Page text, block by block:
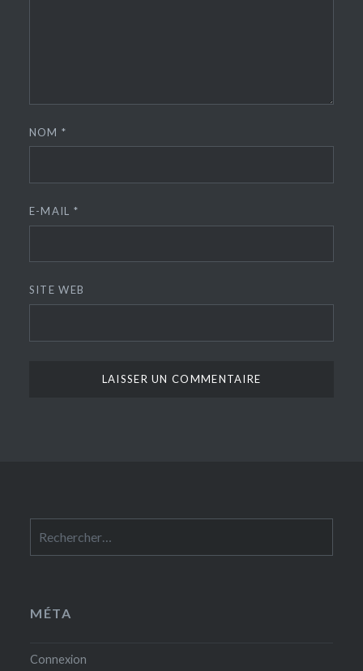
NOM*
E-MAIL *
SITE WEB
MÉTA
Connexion